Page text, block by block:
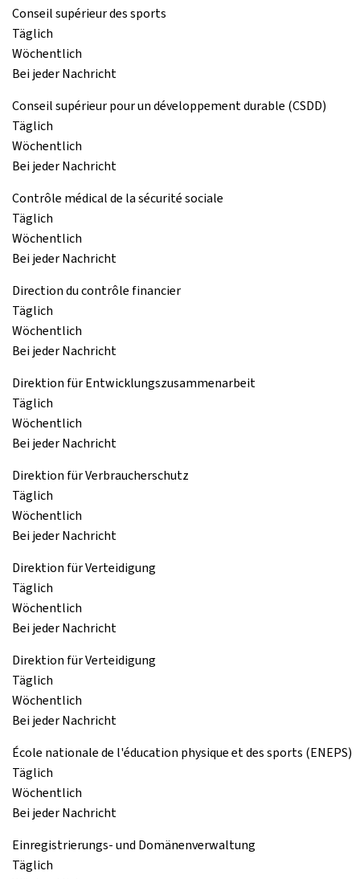
Conseil supérieur des sports
Täglich
Wöchentlich
Bei jeder Nachricht
Conseil supérieur pour un développement durable (CSDD)
Täglich
Wöchentlich
Bei jeder Nachricht
Contrôle médical de la sécurité sociale
Täglich
Wöchentlich
Bei jeder Nachricht
Direction du contrôle financier
Täglich
Wöchentlich
Bei jeder Nachricht
Direktion für Entwicklungszusammenarbeit
Täglich
Wöchentlich
Bei jeder Nachricht
Direktion für Verbraucherschutz
Täglich
Wöchentlich
Bei jeder Nachricht
Direktion für Verteidigung
Täglich
Wöchentlich
Bei jeder Nachricht
Direktion für Verteidigung
Täglich
Wöchentlich
Bei jeder Nachricht
École nationale de l'éducation physique et des sports (ENEPS)
Täglich
Wöchentlich
Bei jeder Nachricht
Einregistrierungs- und Domänenverwaltung
Täglich